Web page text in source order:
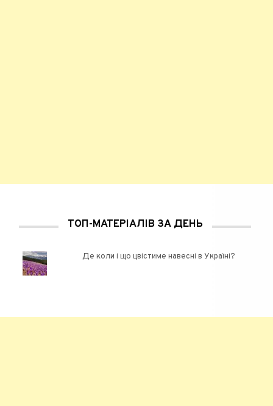
ТОП-МАТЕРІАЛІВ ЗА ДЕНЬ
Де коли і що цвістиме навесні в Україні?